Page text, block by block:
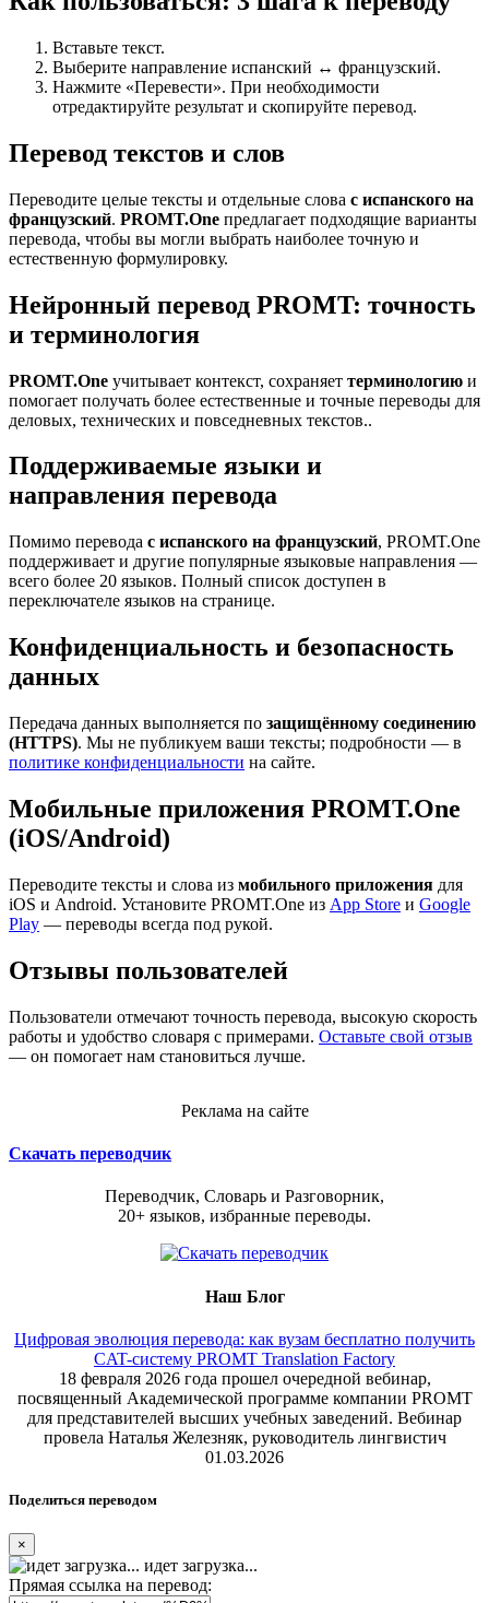
Вставьте текст.
Выберите направление испанский ↔ французский.
Нажмите «Перевести». При необходимости
отредактируйте результат и скопируйте перевод.
Перевод текстов и слов
Переводите целые тексты и отдельные слова с испанского на
французский. PROMT.One предлагает подходящие варианты
перевода, чтобы вы могли выбрать наиболее точную и
естественную формулировку.
Нейронный перевод PROMT: точность
и терминология
PROMT.One учитывает контекст, сохраняет терминологию и
помогает получать более естественные и точные переводы для
деловых, технических и повседневных текстов..
Поддерживаемые языки и
направления перевода
Помимо перевода с испанского на французский, PROMT.One
поддерживает и другие популярные языковые направления —
всего более 20 языков. Полный список доступен в
переключателе языков на странице.
Конфиденциальность и безопасность
данных
Передача данных выполняется по защищённому соединению
(HTTPS). Мы не публикуем ваши тексты; подробности — в
политике конфиденциальности на сайте.
Мобильные приложения PROMT.One
(iOS/Android)
Переводите тексты и слова из мобильного приложения для
iOS и Android. Установите PROMT.One из App Store и Google
Play — переводы всегда под рукой.
Отзывы пользователей
Пользователи отмечают точность перевода, высокую скорость
работы и удобство словаря с примерами. Оставьте свой отзыв
— он помогает нам становиться лучше.
Реклама на сайте
Скачать переводчик
Переводчик, Словарь и Разговорник,
20+ языков, избранные переводы.
Наш Блог
Цифровая эволюция перевода: как вузам бесплатно получить
CAT-систему PROMT Translation Factory
18 февраля 2026 года прошел очередной вебинар,
посвященный Академической программе компании PROMT
для представителей высших учебных заведений. Вебинар
провела Наталья Железняк, руководитель лингвистич
01.03.2026
Поделиться переводом
×
идет загрузка...
Прямая ссылка на перевод: